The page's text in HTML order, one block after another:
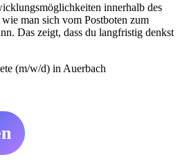
innerhalb des
man sich vom Postboten zum
Das zeigt, dass du langfristig denkst
(m/w/d) in Auerbach